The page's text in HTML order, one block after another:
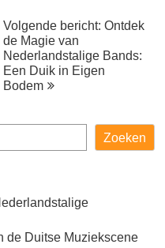
Volgende bericht: Ontdek
de Magie van
Nederlandstalige Bands:
Een Duik in Eigen
Bodem
Zoeken
de Duitse Muziekscene